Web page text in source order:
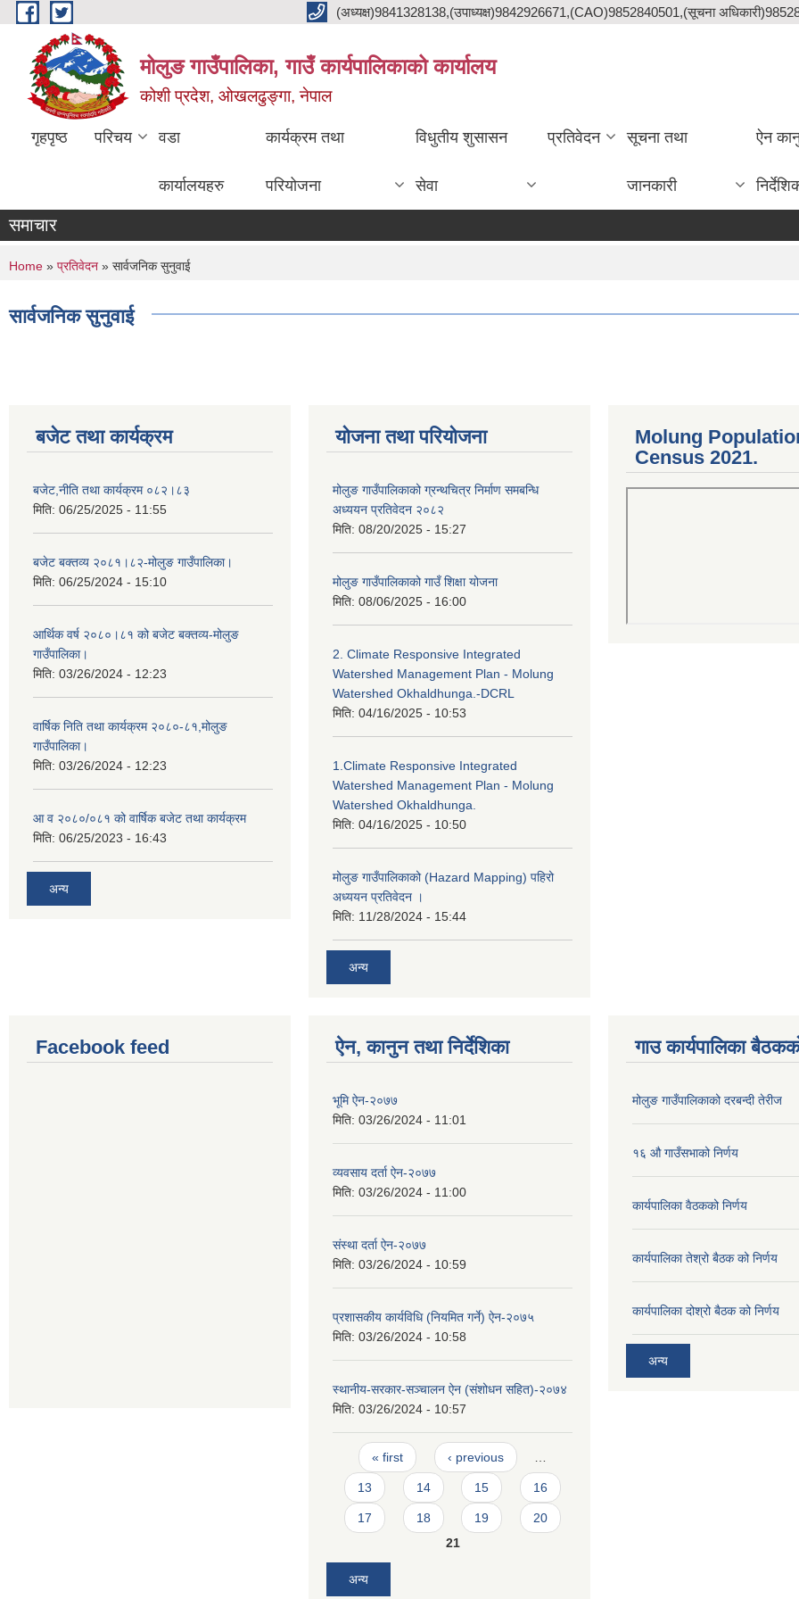
Skip to main content (अध्यक्ष)9841328138,(उपाध्यक्ष)9842926671,(CAO)9852840501,(सूचना
मोलुङ गाउँपालिका, गाउँ कार्यपालिकाको कार्यालय
कोशी प्रदेश, ओखलढुङ्गा, नेपाल
गृहपृष्ठ परिचय वडा
कार्यालयहरु
कार्यक्रम तथा
परियोजना
विधुतीय शुसासन
सेवा
प्रतिवेदन सूचना तथा
जानकारी
ऐन
समाचार
You are here
Home » प्रतिवेदन » सार्वजनिक सुनुवाई
सार्वजनिक सुनुवाई
बजेट तथा कार्यक्रम
बजेट,नीति तथा कार्यक्रम ०८२।८३
मिति: 06/25/2025 - 11:55
बजेट बक्तव्य २०८१।८२-मोलुङ गाउँपालिका।
मिति: 06/25/2024 - 15:10
आर्थिक वर्ष २०८०।८१ को बजेट बक्तव्य-मोलुङ
गाउँपालिका।
मिति: 03/26/2024 - 12:23
वार्षिक निति तथा कार्यक्रम २०८०-८१,मोलुङ
गाउँपालिका।
मिति: 03/26/2024 - 12:23
आ व २०८०/०८१ को वार्षिक बजेट तथा कार्यक्रम
मिति: 06/25/2023 - 16:43
अन्य
योजना तथा परियोजना
मोलुङ गाउँपालिकाको ग्रन्थचित्र निर्माण समबन्धि
अध्ययन प्रतिवेदन २०८२
मिति: 08/20/2025 - 15:27
मोलुङ गाउँपालिकाको गाउँ शिक्षा योजना
मिति: 08/06/2025 - 16:00
2. Climate Responsive Integrated
Watershed Management Plan - Molung
Watershed Okhaldhunga.-DCRL
मिति: 04/16/2025 - 10:53
1.Climate Responsive Integrated
Watershed Management Plan - Molung
Watershed Okhaldhunga.
मिति: 04/16/2025 - 10:50
मोलुङ गाउँपालिकाको (Hazard Mapping) पहिरो
अध्ययन प्रतिवेदन ।
मिति: 11/28/2024 - 15:44
अन्य
Molung
Census 2021.
Facebook feed ऐन, कानुन तथा निर्देशिका
भूमि ऐन-२०७७
मिति: 03/26/2024 - 11:01
व्यवसाय दर्ता ऐन-२०७७
मिति: 03/26/2024 - 11:00
संस्था दर्ता ऐन-२०७७
मिति: 03/26/2024 - 10:59
प्रशासकीय कार्यविधि (नियमित गर्ने) ऐन-२०७५
मिति: 03/26/2024 - 10:58
स्थानीय-सरकार-सञ्चालन ऐन (संशोधन सहित)-२०७४
मिति: 03/26/2024 - 10:57
Pages
« first ‹ previous
13 14 15 16
17 18 19
20
21
अन्य
गाउ कार्यपालिका
मोलुङ गाउँपालिकाको दरबन्दी तेरीज
१६ औ गाउँसभाको निर्णय
कार्यपालिका वैठकको निर्णय
कार्यपालिका तेश्रो बैठक को निर्णय
कार्यपालिका दोश्रो बैठक को निर्णय
अन्य